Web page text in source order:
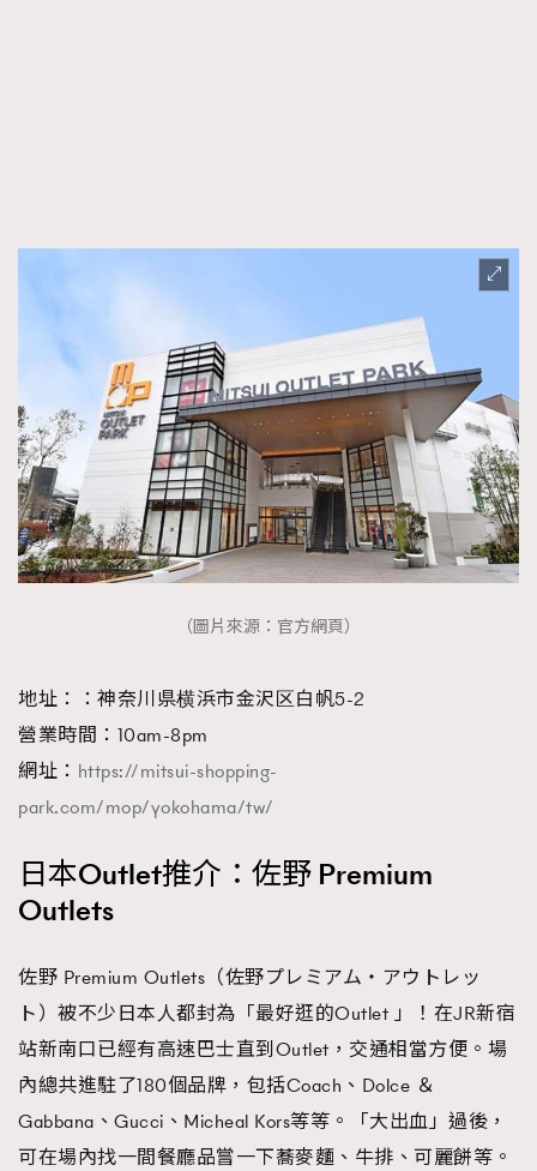
（圖片來源：官方網頁）
地址：：神奈川県横浜市金沢区白帆5-2
營業時間：10am-8pm
網址： https://mitsui-shopping-
park.com/mop/yokohama/tw/
日本Outlet推介：佐野 Premium
Outlets
佐野 Premium Outlets（佐野プレミアム・アウトレッ
ト）被不少日本人都封為「最好逛的Outlet 」！在JR新宿
站新南口已經有高速巴士直到Outlet，交通相當方便。場
內總共進駐了180個品牌，包括Coach、Dolce ＆
Gabbana、Gucci、Micheal Kors等等。「大出血」過後，
可在場內找一間餐廳品嘗一下蕎麥麵、牛排、可麗餅等。